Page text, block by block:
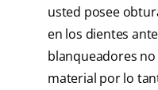
usted posee
en los dientes
blanqueadores
material por lo